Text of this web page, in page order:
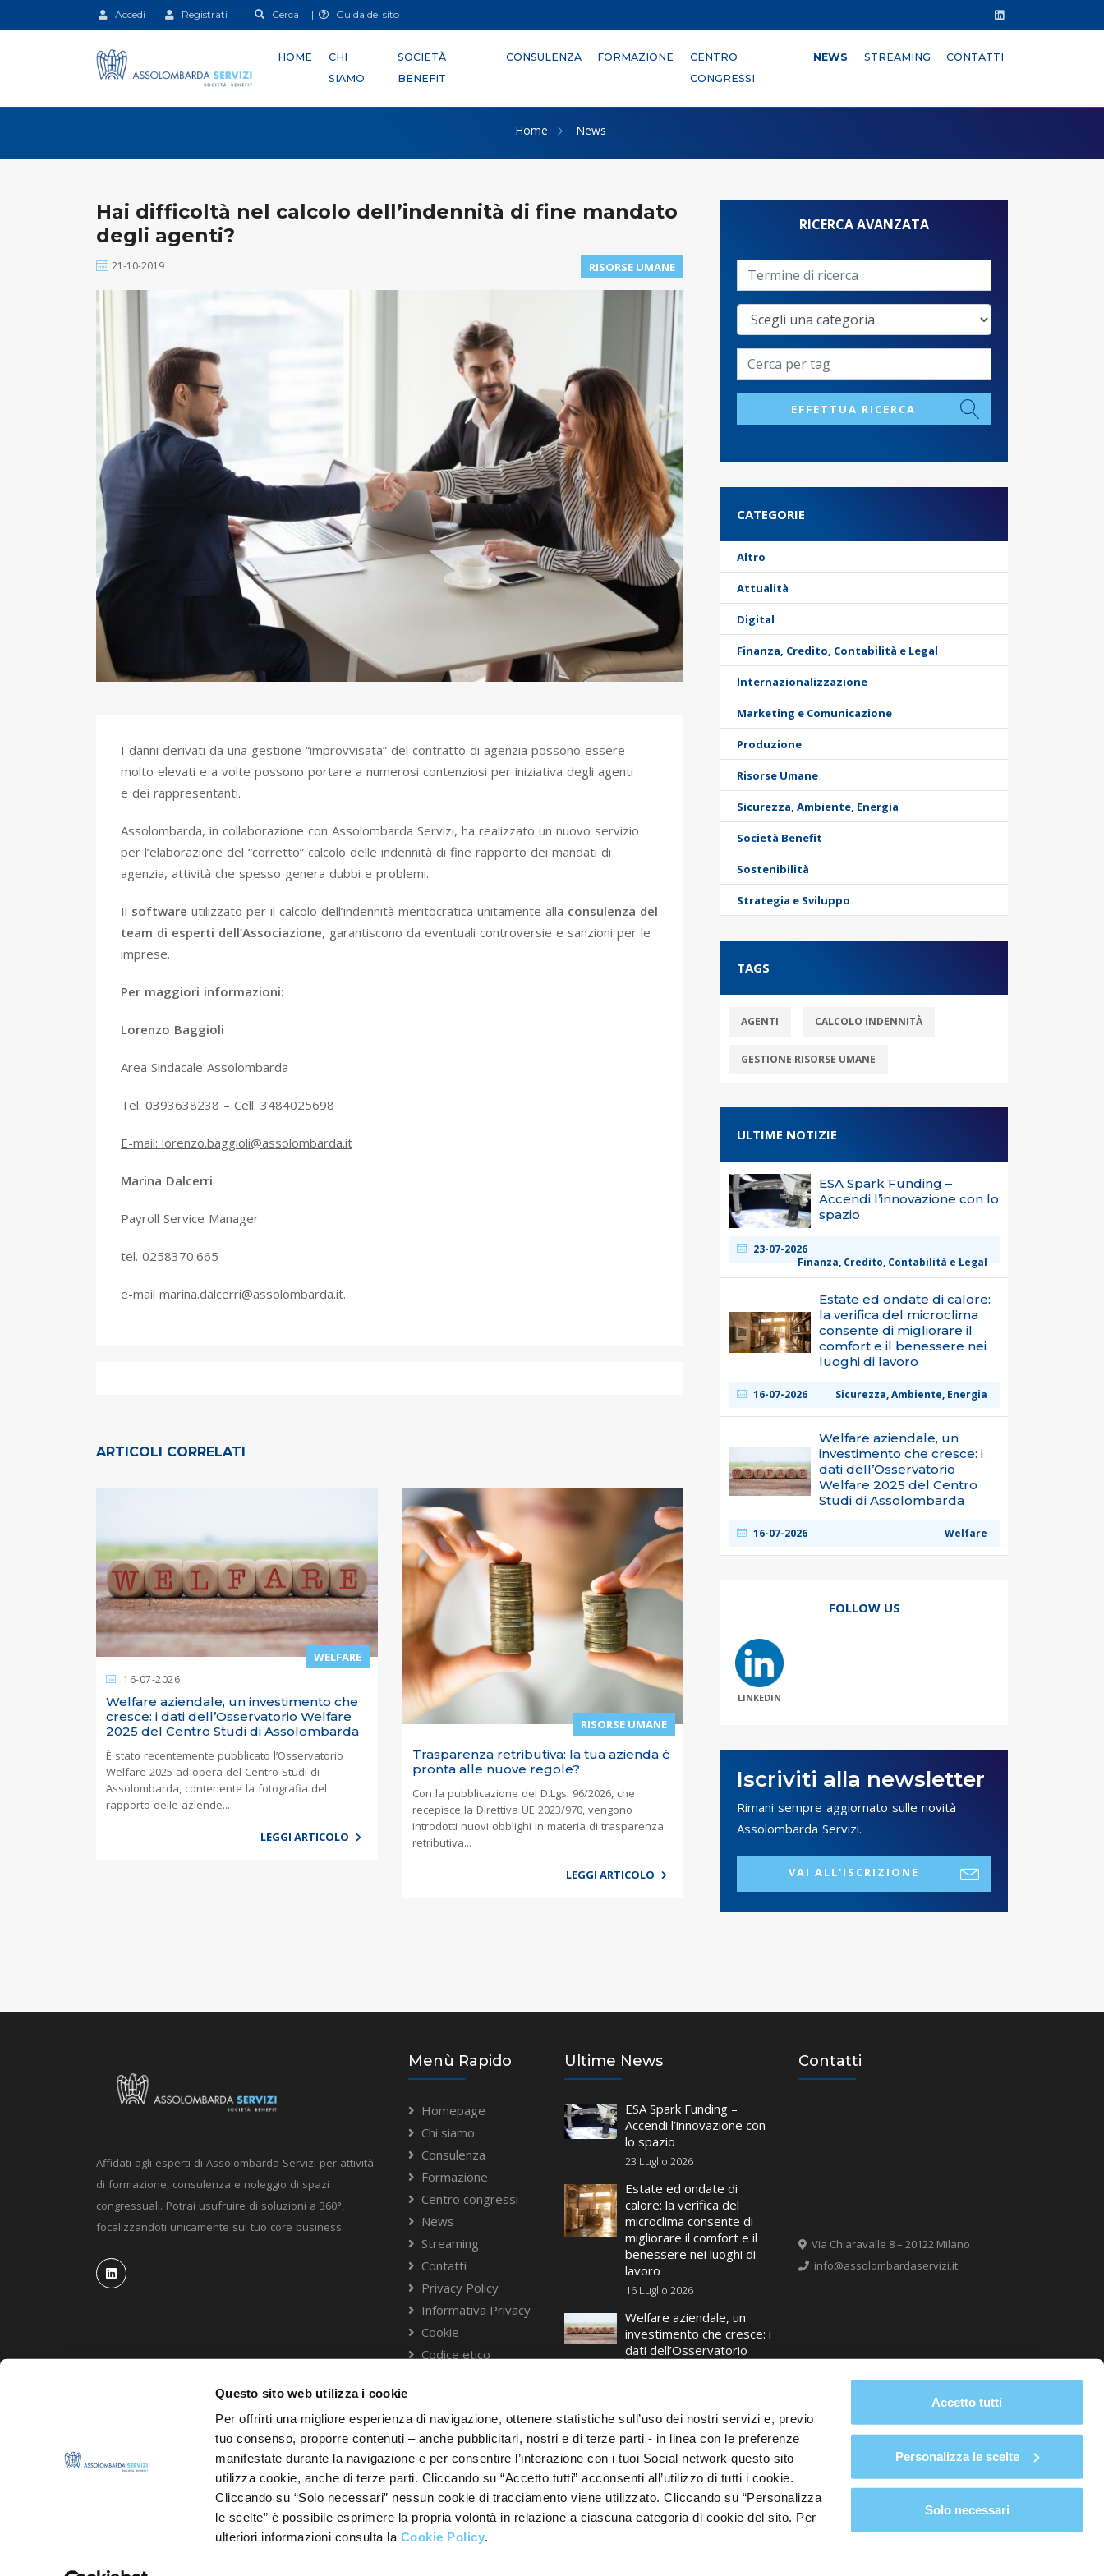
Questo sito web utilizza i cookie
Per offrirti una migliore esperienza di navigazione, ottenere statistiche sull’uso dei nostri servizi e, previo
tuo consenso, proporre contenuti – anche pubblicitari, nostri e di terze parti - in linea con le preferenze
manifestate durante la navigazione e per consentire l’interazione con i tuoi Social network questo sito
utilizza cookie, anche di terze parti. Cliccando su “Accetto tutti” acconsenti all’utilizzo di tutti i cookie.
Cliccando su “Solo necessari” nessun cookie di tracciamento viene utilizzato. Cliccando su “Personalizza
le scelte” è possibile esprimere la propria volontà in relazione a ciascuna categoria di cookie del sito. Per
ulteriori informazioni consulta la Cookie Policy.
Accetto tutti
Personalizza le scelte
Solo necessari
Accedi | Registrati | Cerca | Guida del sito
HOME
CHI
SIAMO
SOCIETÀ
BENEFIT
CONSULENZA FORMAZIONE
CENTRO
CONGRESSI
NEWS STREAMING CONTATTI
Home News
Hai difficoltà nel calcolo dell’indennità di fine mandato
degli agenti?
21-10-2019 RISORSE UMANE
I danni derivati da una gestione “improvvisata” del contratto di agenzia possono essere
molto elevati e a volte possono portare a numerosi contenziosi per iniziativa degli agenti
e dei rappresentanti.
Assolombarda, in collaborazione con Assolombarda Servizi, ha realizzato un nuovo servizio
per l’elaborazione del “corretto” calcolo delle indennità di fine rapporto dei mandati di
agenzia, attività che spesso genera dubbi e problemi.
Il software utilizzato per il calcolo dell’indennità meritocratica unitamente alla consulenza del
team di esperti dell’Associazione, garantiscono da eventuali controversie e sanzioni per le
imprese.
Per maggiori informazioni:
Lorenzo Baggioli
Area Sindacale Assolombarda
Tel. 0393638238 – Cell. 3484025698
E-mail: lorenzo.baggioli@assolombarda.it
Marina Dalcerri
Payroll Service Manager
tel. 0258370.665
e-mail marina.dalcerri@assolombarda.it.
ARTICOLI CORRELATI
WELFARE
16-07-2026
Welfare aziendale, un investimento che
cresce: i dati dell’Osservatorio Welfare
2025 del Centro Studi di Assolombarda
È stato recentemente pubblicato l’Osservatorio
Welfare 2025 ad opera del Centro Studi di
Assolombarda, contenente la fotografia del
rapporto delle aziende...
LEGGI ARTICOLO
RISORSE UMANE
Trasparenza retributiva: la tua azienda è
pronta alle nuove regole?
Con la pubblicazione del D.Lgs. 96/2026, che
recepisce la Direttiva UE 2023/970, vengono
introdotti nuovi obblighi in materia di trasparenza
retributiva...
LEGGI ARTICOLO
RICERCA AVANZATA
EFFETTUA RICERCA
CATEGORIE
Altro
Attualità
Digital
Finanza, Credito, Contabilità e Legal
Internazionalizzazione
Marketing e Comunicazione
Produzione
Risorse Umane
Sicurezza, Ambiente, Energia
Società Benefit
Sostenibilità
Strategia e Sviluppo
TAGS
AGENTI CALCOLO INDENNITÀ
GESTIONE RISORSE UMANE
ULTIME NOTIZIE
ESA Spark Funding –
Accendi l’innovazione con lo
spazio
23-07-2026
Finanza, Credito, Contabilità e Legal
Estate ed ondate di calore:
la verifica del microclima
consente di migliorare il
comfort e il benessere nei
luoghi di lavoro
16-07-2026 Sicurezza, Ambiente, Energia
Welfare aziendale, un
investimento che cresce: i
dati dell’Osservatorio
Welfare 2025 del Centro
Studi di Assolombarda
16-07-2026 Welfare
FOLLOW US
LINKEDIN
Iscriviti alla newsletter
Rimani sempre aggiornato sulle novità
Assolombarda Servizi.
VAI ALL'ISCRIZIONE
Affidati agli esperti di Assolombarda Servizi per attività
di formazione, consulenza e noleggio di spazi
congressuali. Potrai usufruire di soluzioni a 360°,
focalizzandoti unicamente sul tuo core business.
Menù Rapido
Homepage
Chi siamo
Consulenza
Formazione
Centro congressi
News
Streaming
Contatti
Privacy Policy
Informativa Privacy
Cookie
Codice etico
Whistleblowing
Certificato ISO
9001:2015
Trasparenza delle
Erogazioni Pubbliche
Ultime News
ESA Spark Funding –
Accendi l’innovazione con
lo spazio
23 Luglio 2026
Estate ed ondate di
calore: la verifica del
microclima consente di
migliorare il comfort e il
benessere nei luoghi di
lavoro
16 Luglio 2026
Welfare aziendale, un
investimento che cresce: i
dati dell’Osservatorio
Contatti
Via Chiaravalle 8 – 20122 Milano
info@assolombardaservizi.it